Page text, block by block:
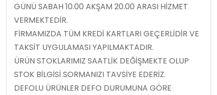
GÜNÜ SABAH 10.00 AKŞAM 20.00 ARASI HİZMET
VERMEKTEDİR.
FİRMAMIZDA TÜM KREDİ KARTLARI GEÇERLİDİR VE
TAKSİT UYGULAMASI YAPILMAKTADIR.
ÜRÜN STOKLARIMIZ SAATLİK DEĞİŞMEKTE OLUP
STOK BİLGİSİ SORMANIZI TAVSİYE EDERİZ.
DEFOLU ÜRÜNLER DEFO DURUMUNA GÖRE